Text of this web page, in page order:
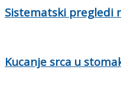
Sistematski pregledi
Kucanje srca u